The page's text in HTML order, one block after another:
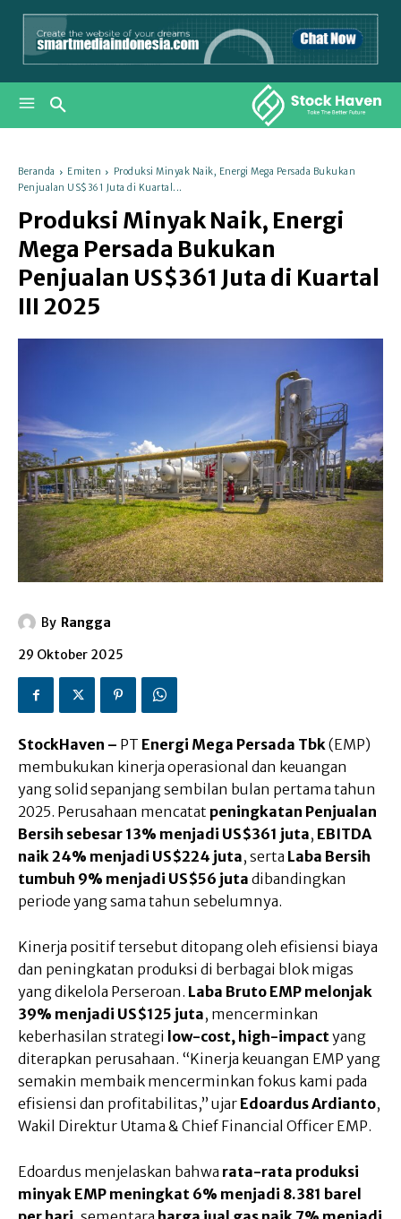
Beranda Emiten
Produksi Minyak Naik, Energi Mega Persada Bukukan
Penjualan US$361 Juta di Kuartal...
Produksi Minyak Naik, Energi
Mega Persada Bukukan
Penjualan US$361 Juta di Kuartal
III 2025
By Rangga
29 Oktober 2025
StockHaven – PT Energi Mega Persada Tbk(EMP)
membukukan kinerja operasional dan keuangan
yang solid sepanjang sembilan bulan pertama tahun
2025. Perusahaan mencatat peningkatan Penjualan
Bersih sebesar 13% menjadi US$361 juta, EBITDA
naik 24% menjadi US$224 juta, serta Laba Bersih
tumbuh 9% menjadi US$56 juta dibandingkan
periode yang sama tahun sebelumnya.
Kinerja positif tersebut ditopang oleh efisiensi biaya
dan peningkatan produksi di berbagai blok migas
yang dikelola Perseroan. Laba Bruto EMP melonjak
39% menjadi US$125 juta, mencerminkan
keberhasilan strategi low-cost, high-impactyang
diterapkan perusahaan. “Kinerja keuangan EMP yang
semakin membaik mencerminkan fokus kami pada
efisiensi dan profitabilitas,” ujar Edoardus Ardianto,
Wakil Direktur Utama & Chief Financial Officer EMP.
Edoardus menjelaskan bahwa rata-rata produksi
minyak EMP meningkat 6% menjadi 8.381 barel